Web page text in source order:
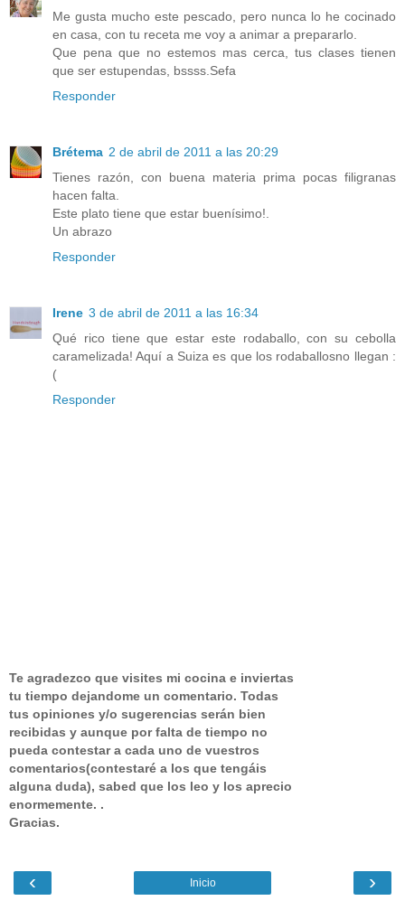
Me gusta mucho este pescado, pero nunca lo he cocinado
en casa, con tu receta me voy a animar a prepararlo.
Que pena que no estemos mas cerca, tus clases tienen
que ser estupendas, bssss.Sefa
Responder
Brétema 2 de abril de 2011 a las 20:29
Tienes razón, con buena materia prima pocas filigranas
hacen falta.
Este plato tiene que estar buenísimo!.
Un abrazo
Responder
Irene 3 de abril de 2011 a las 16:34
Qué rico tiene que estar este rodaballo, con su cebolla
caramelizada! Aquí a Suiza es que los rodaballosno llegan :
(
Responder
Te agradezco que visites mi cocina e inviertas
tu tiempo dejandome un comentario. Todas
tus opiniones y/o sugerencias serán bien
recibidas y aunque por falta de tiempo no
pueda contestar a cada uno de vuestros
comentarios(contestaré a los que tengáis
alguna duda), sabed que los leo y los aprecio
enormemente. .
Gracias.
‹ ›
Inicio